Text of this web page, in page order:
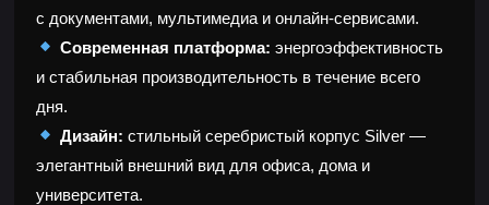
с документами, мультимедиа и онлайн-сервисами.
Современная платформа: энергоэффективность
и стабильная производительность в течение всего
дня.
Дизайн: стильный серебристый корпус Silver —
элегантный внешний вид для офиса, дома и
университета.